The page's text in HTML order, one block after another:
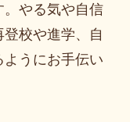
やる気や自信
校や進学、自
うにお手伝い